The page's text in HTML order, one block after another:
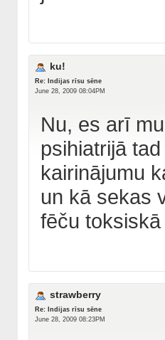
ku!
Re: Indijas rīsu sēne
June 28, 2009 08:04PM
Nu, es arī
psihiatrijā
kairinājumu
un kā sekas
fēču
strawberry
Re: Indijas rīsu sēne
June 28, 2009 08:23PM